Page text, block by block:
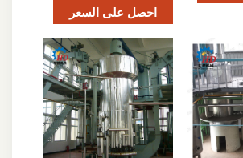
احصل على السعر